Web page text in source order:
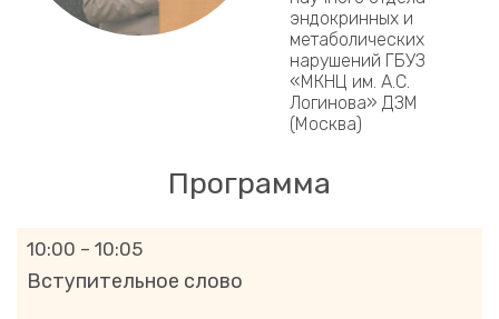
эндокринных и
метаболических
нарушений ГБУЗ
«МКНЦ им. А.С.
Логинова» ДЗМ
(Москва)
Программа
10:00 – 10:05
Вступительное слово